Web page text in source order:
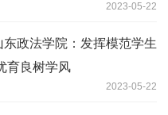
2023-05-22
政法学院：发挥模范学生
育良树学风
2023-05-22